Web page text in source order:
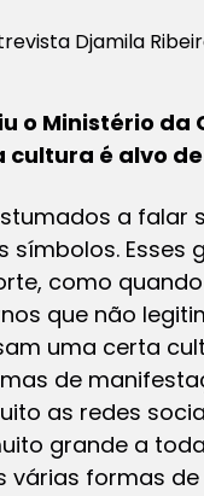
Djamila
o Ministério
cultura é alvo
a falar
símbolos.
como
que não
uma certa
de
as redes
grande a
várias formas